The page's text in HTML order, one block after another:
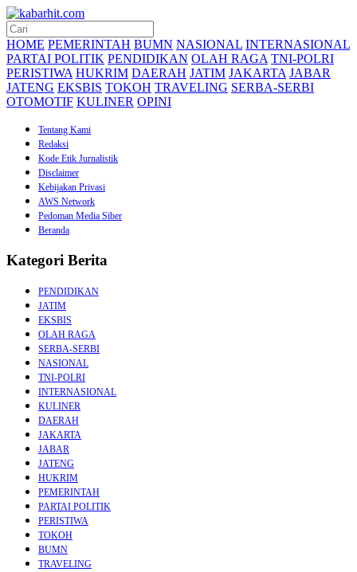
HOME PEMERINTAH BUMN NASIONAL INTERNASIONAL
PARTAI POLITIK PENDIDIKAN OLAH RAGA TNI-POLRI
PERISTIWA HUKRIM DAERAH JATIM JAKARTA JABAR
JATENG EKSBIS TOKOH TRAVELING SERBA-SERBI
OTOMOTIF KULINER OPINI
Tentang Kami
Redaksi
Kode Etik Jurnalistik
Disclaimer
Kebijakan Privasi
AWS Network
Pedoman Media Siber
Beranda
Kategori Berita
PENDIDIKAN
JATIM
EKSBIS
OLAH RAGA
SERBA-SERBI
NASIONAL
TNI-POLRI
INTERNASIONAL
KULINER
DAERAH
JAKARTA
JABAR
JATENG
HUKRIM
PEMERINTAH
PARTAI POLITIK
PERISTIWA
TOKOH
BUMN
TRAVELING